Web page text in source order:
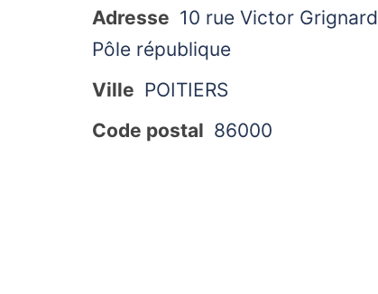
Adresse 10 rue Victor Grignard
Pôle république
Ville POITIERS
Code postal 86000